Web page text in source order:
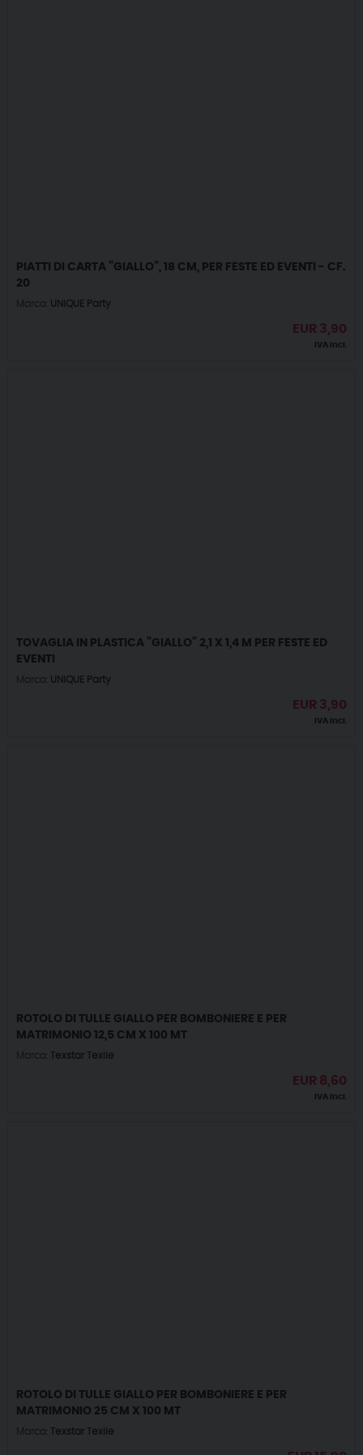
PIATTI DI CARTA ”GIALLO”, 18 CM, PER FESTE ED EVENTI - CF.
20
Marca: UNIQUE Party
EUR 3,90
IVA incl.
TOVAGLIA IN PLASTICA ”GIALLO” 2,1 X 1,4 M PER FESTE ED
EVENTI
Marca: UNIQUE Party
EUR 3,90
IVA incl.
ROTOLO DI TULLE GIALLO PER BOMBONIERE E PER
MATRIMONIO 12,5 CM X 100 MT
Marca: Texstar Texile
EUR 8,60
IVA incl.
ROTOLO DI TULLE GIALLO PER BOMBONIERE E PER
MATRIMONIO 25 CM X 100 MT
Marca: Texstar Texile